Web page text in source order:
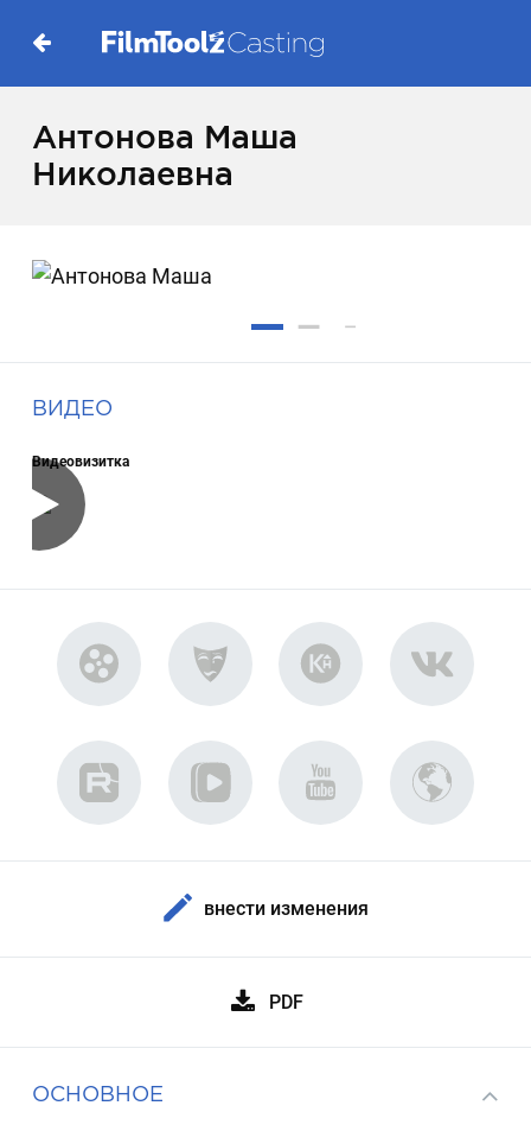
Антонова Маша
Николаевна
ВИДЕО
Видеовизитка
внести изменения
PDF
ОСНОВНОЕ